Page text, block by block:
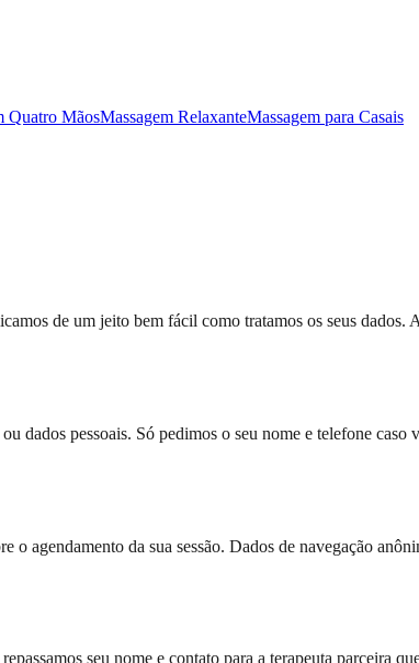
Quatro MãosMassagem RelaxanteMassagem para Casais
de um jeito bem fácil como tratamos os seus
dados pessoais. Só pedimos o seu nome e telefone
agendamento da sua sessão. Dados de navegação
seu nome e contato para a terapeuta parceira